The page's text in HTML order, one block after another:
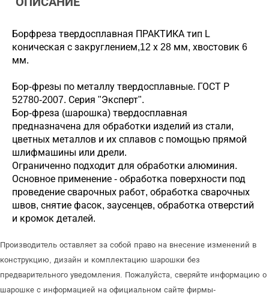
Борфреза твердосплавная ПРАКТИКА тип L
коническая с закруглением,12 х 28 мм, хвостовик 6
мм.
Бор-фрезы по металлу твердосплавные. ГОСТ Р
52780-2007. Серия "Эксперт".
Бор-фреза (шарошка) твердосплавная
предназначена для обработки изделий из стали,
цветных металлов и их сплавов с помощью прямой
шлифмашины или дрели.
Ограниченно подходит для обработки алюминия.
Основное применение - обработка поверхности под
проведение сварочных работ, обработка сварочных
швов, снятие фасок, заусенцев, обработка отверстий
и кромок деталей.
Производитель оставляет за собой право на внесение изменений в
конструкцию, дизайн и комплектацию шарошки без
предварительного уведомления. Пожалуйста, сверяйте информацию о
шарошке с информацией на официальном сайте фирмы-